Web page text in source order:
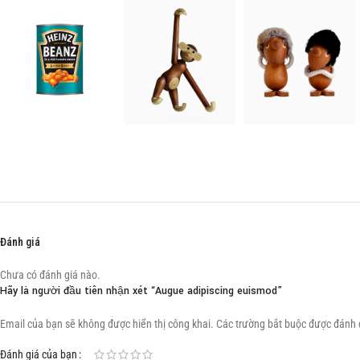
Đánh giá
Chưa có đánh giá nào.
Hãy là người đầu tiên nhận xét “Augue adipiscing euismod”
Email của bạn sẽ không được hiển thị công khai. Các trường bắt buộc được đánh
Đánh giá của bạn